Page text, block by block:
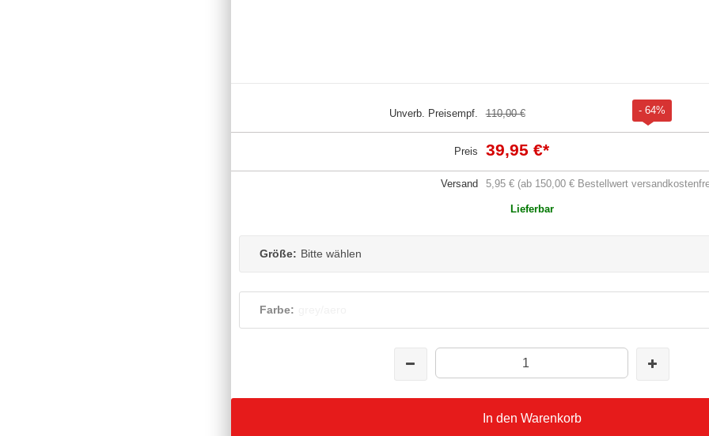
Unverb. Preisempf. 110,00 € - 64%
Preis 39,95 €*
Versand 5,95 € (ab 150,00 € Bestellwert
Lieferbar
Größe: Bitte wählen
Farbe:
In den Warenkorb